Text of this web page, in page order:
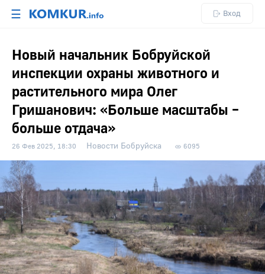
☰ Вход
Новый начальник Бобруйской
инспекции охраны животного и
растительного мира Олег
Гришанович: «Больше масштабы –
больше отдача»
26 Фев 2025, 18:30 Новости Бобруйска 6095